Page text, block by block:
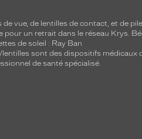
de vue, de lentilles de contact, et de
un retrait dans le réseau Krys.
de soleil : Ray Ban
lentilles sont des dispositifs
de santé spécialisé.